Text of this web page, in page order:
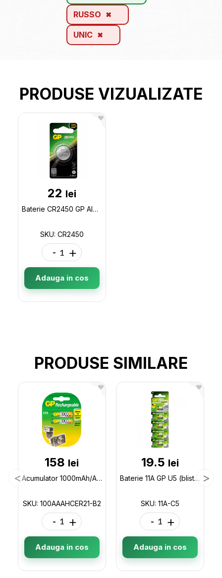
RUSSO
UNIC
PRODUSE VIZUALIZATE
22 lei
Baterie CR2450 GP Alpalium CR2450
SKU: CR2450
- +
Adauga in cos
PRODUSE SIMILARE
158 lei
Acumulator 1000mAh/AAA GP (2buc/blister) 100AAAHCER21-B2
SKU: 100AAAHCER21-B2
- +
Adauga in cos
19.5 lei
Baterie 11A GP U5 (blister) 11A-C5
SKU: 11A-C5
- +
Adauga in cos